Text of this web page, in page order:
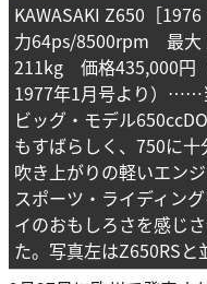
KAWASAKI Z650［
力64ps/8500rpm 最
211kg 価格435,000円
1977年1月号より）……
ビッグ・モデル
もすばらしく、750に十
吹き上がりの軽いエン
スポーツ・ライディン
イのおもしろさを感じ
た。写真左はZ650RSと